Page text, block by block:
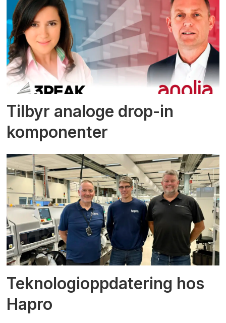
Tilbyr analoge drop-in
komponenter
Teknologioppdatering hos
Hapro